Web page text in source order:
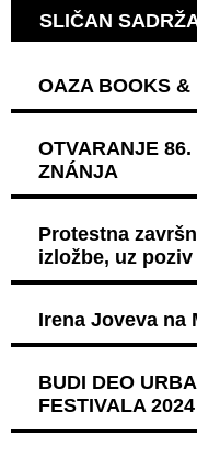
SLIČAN
OAZA BOOKS &
OTVARANJE
ZNÁNJA
Protestna
izložbe, uz
Irena Joveva na
BUDI DEO
FESTIVALA 2024